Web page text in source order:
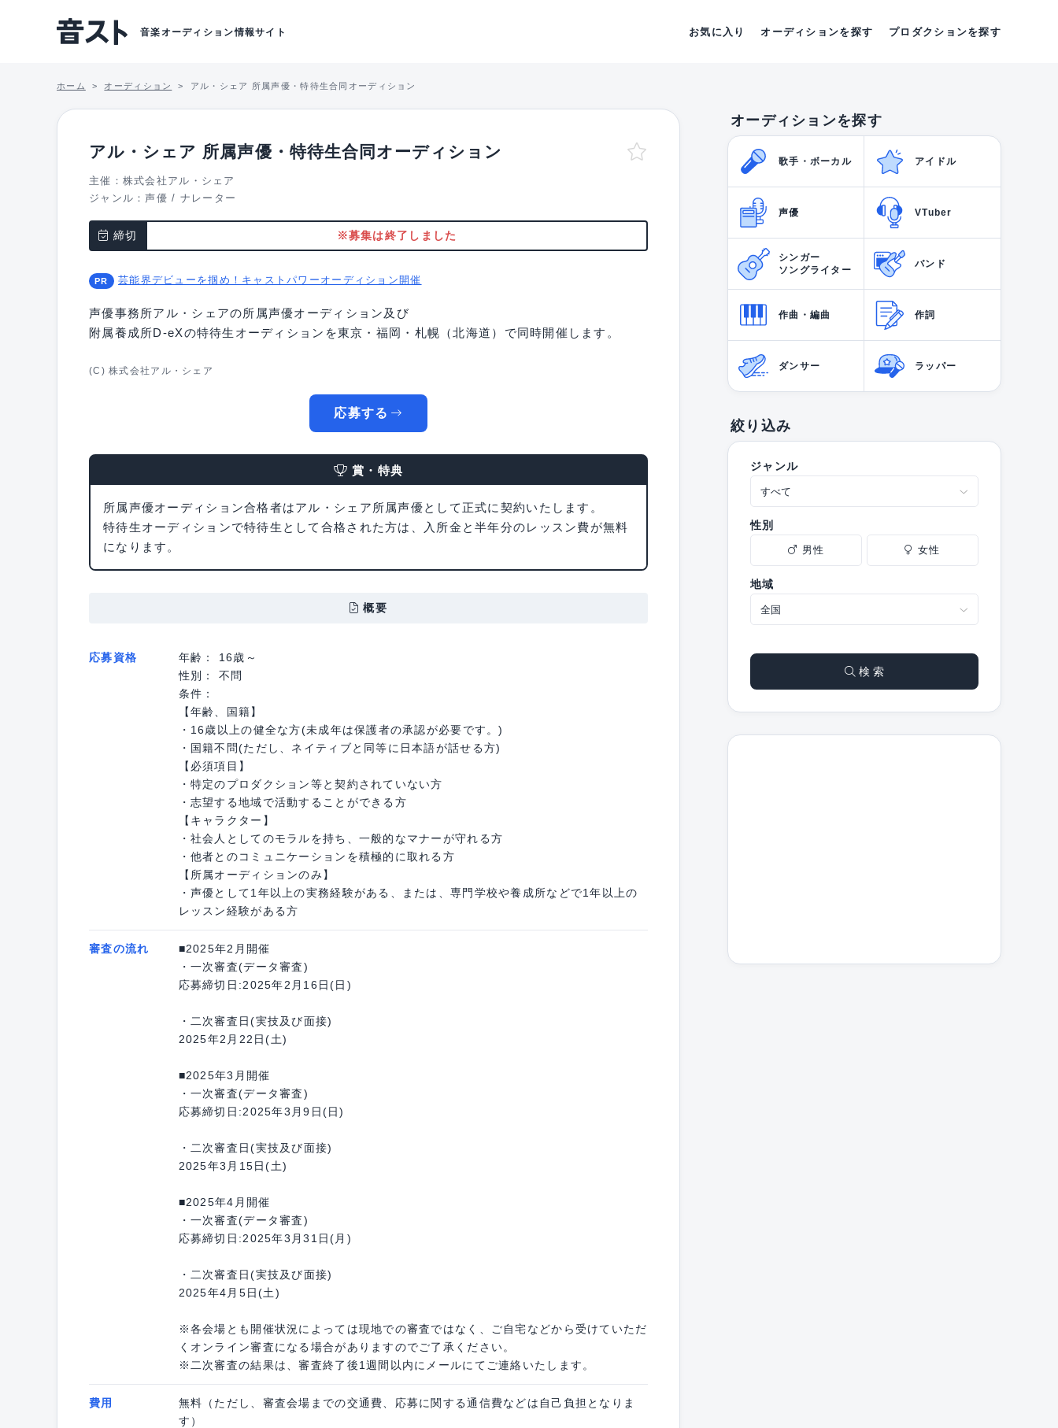
音楽オーディション情報サイト お気に入り オーディションを探す プロダクションを探す
ホーム オーディション アル・シェア 所属声優・特待生合同オーディション
アル・シェア 所属声優・特待生合同オーディション
主催：株式会社アル・シェア
ジャンル：声優 / ナレーター
締切 ※募集は終了しました
芸能界デビューを掴め！キャストパワーオーディション開催
声優事務所アル・シェアの所属声優オーディション及び
附属養成所D-eXの特待生オーディションを東京・福岡・札幌（北海道）で同時開催します。
(C) 株式会社アル・シェア
応募する
賞・特典
所属声優オーディション合格者はアル・シェア所属声優として正式に契約いたします。
特待生オーディションで特待生として合格された方は、入所金と半年分のレッスン費が無料
になります。
概要
応募資格
年齢： 16歳～
性別： 不問
条件：
【年齢、国籍】
・16歳以上の健全な方(未成年は保護者の承認が必要です。)
・国籍不問(ただし、ネイティブと同等に日本語が話せる方)
【必須項目】
・特定のプロダクション等と契約されていない方
・志望する地域で活動することができる方
【キャラクター】
・社会人としてのモラルを持ち、一般的なマナーが守れる方
・他者とのコミュニケーションを積極的に取れる方
【所属オーディションのみ】
・声優として1年以上の実務経験がある、または、専門学校や養成所などで1年以上の
レッスン経験がある方
審査の流れ
■2025年2月開催
・一次審査(データ審査)
応募締切日:2025年2月16日(日)
・二次審査日(実技及び面接)
2025年2月22日(土)
■2025年3月開催
・一次審査(データ審査)
応募締切日:2025年3月9日(日)
・二次審査日(実技及び面接)
2025年3月15日(土)
■2025年4月開催
・一次審査(データ審査)
応募締切日:2025年3月31日(月)
・二次審査日(実技及び面接)
2025年4月5日(土)
※各会場とも開催状況によっては現地での審査ではなく、ご自宅などから受けていただ
くオンライン審査になる場合がありますのでご了承ください。
※二次審査の結果は、審査終了後1週間以内にメールにてご連絡いたします。
費用
無料（ただし、審査会場までの交通費、応募に関する通信費などは自己負担となりま
す）
オーディションを探す
歌手・ボーカル アイドル
声優 VTuber
シンガー
ソングライター
バンド
作曲・編曲 作詞
ダンサー ラッパー
絞り込み
ジャンル
性別
男性 女性
地域
検 索